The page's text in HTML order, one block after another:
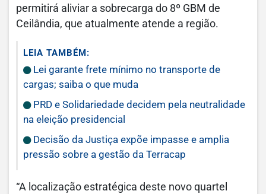
permitirá aliviar a sobrecarga do 8º GBM de
Ceilândia, que atualmente atende a região.
LEIA TAMBÉM:
Lei garante frete mínimo no transporte de
cargas; saiba o que muda
PRD e Solidariedade decidem pela neutralidade
na eleição presidencial
Decisão da Justiça expõe impasse e amplia
pressão sobre a gestão da Terracap
“A localização estratégica deste novo quartel